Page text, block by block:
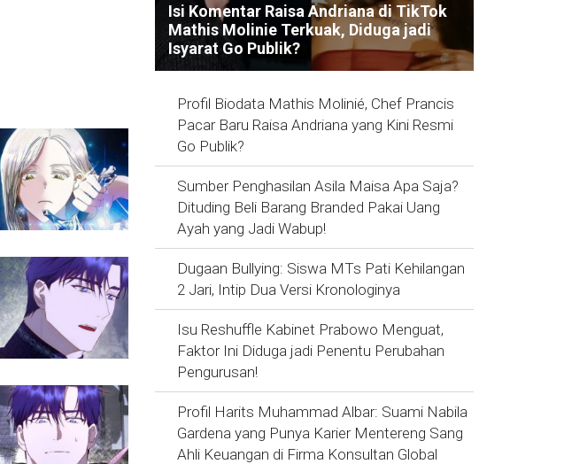
Isi Komentar Raisa Andriana di TikTok
Mathis Molinie Terkuak, Diduga jadi
Isyarat Go Publik?
Profil Biodata Mathis Molinié, Chef Prancis
Pacar Baru Raisa Andriana yang Kini Resmi
Go Publik?
Sumber Penghasilan Asila Maisa Apa Saja?
Dituding Beli Barang Branded Pakai Uang
Ayah yang Jadi Wabup!
Dugaan Bullying: Siswa MTs Pati Kehilangan
2 Jari, Intip Dua Versi Kronologinya
Isu Reshuffle Kabinet Prabowo Menguat,
Faktor Ini Diduga jadi Penentu Perubahan
Pengurusan!
Profil Harits Muhammad Albar: Suami Nabila
Gardena yang Punya Karier Mentereng Sang
Ahli Keuangan di Firma Konsultan Global